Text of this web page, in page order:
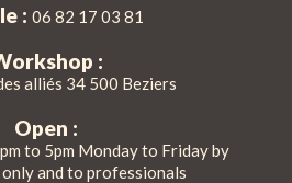
: 06 82 17 03 81
:
alliés 34 500 Beziers
Open :
to 5pm Monday to Friday by
and to professionals